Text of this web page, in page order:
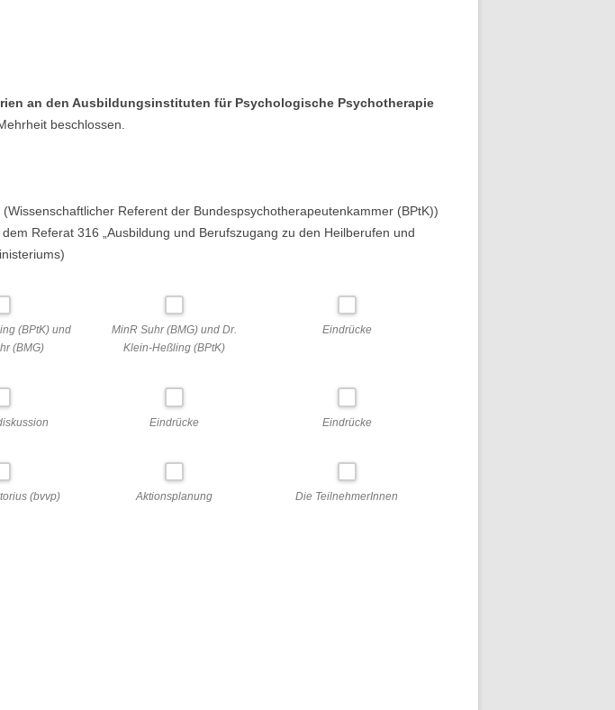
1. PIA-POLITIK-TREFFEN
an den Ausbildungsinstituten für Psychologische Psychotherapie
beschlossen.
(Wissenschaftlicher Referent der Bundespsychotherapeutenkammer (BPtK))
dem Referat 316 „Ausbildung und Berufszugang zu den Heilberufen und
(BPtK) und
(BMG)
MinR Suhr (BMG) und Dr.
Klein-Heßling (BPtK)
Eindrücke
Eindrücke Eindrücke
(bvvp) Aktionsplanung Die TeilnehmerInnen